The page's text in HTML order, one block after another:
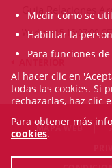
Guia Relaciones
Wed Jan 15 15:07:00
MAPA WEB
Medir cómo se
Habilitar la
Para funciones
Al hacer clic en
todas las cookies. Si
rechazarlas, haz clic
Para obtener más
cookies.